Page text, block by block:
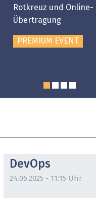
Rotkreuz und Online-
Übertragung
PREMIUM EVENT
DevOps
24.06.2025 - 11:15 Uhr